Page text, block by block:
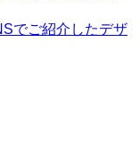
でご紹介したデザ